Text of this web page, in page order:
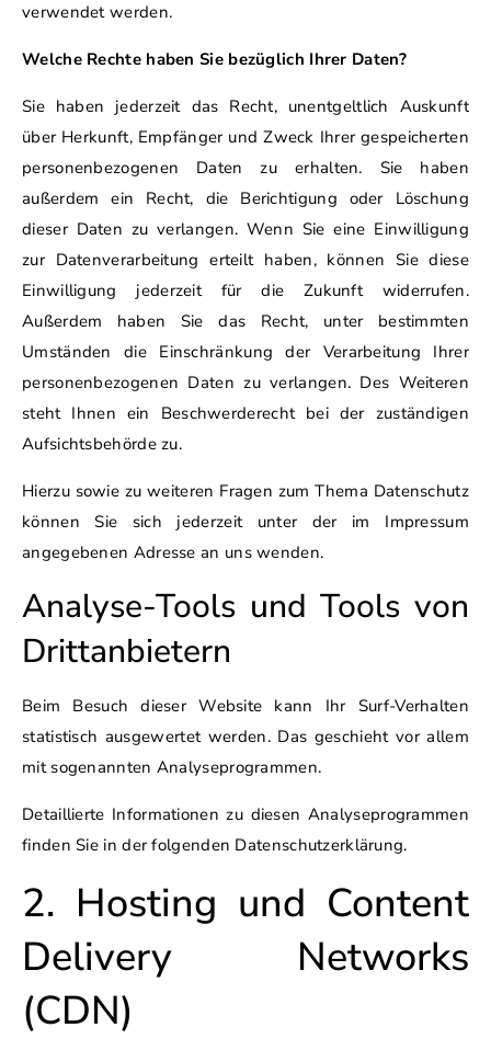
verwendet werden.
Welche Rechte haben Sie bezüglich Ihrer Daten?
Sie haben jederzeit das Recht, unentgeltlich Auskunft
über Herkunft, Empfänger und Zweck Ihrer gespeicherten
personenbezogenen Daten zu erhalten. Sie haben
außerdem ein Recht, die Berichtigung oder Löschung
dieser Daten zu verlangen. Wenn Sie eine Einwilligung
zur Datenverarbeitung erteilt haben, können Sie diese
Einwilligung jederzeit für die Zukunft widerrufen.
Außerdem haben Sie das Recht, unter bestimmten
Umständen die Einschränkung der Verarbeitung Ihrer
personenbezogenen Daten zu verlangen. Des Weiteren
steht Ihnen ein Beschwerderecht bei der zuständigen
Aufsichtsbehörde zu.
Hierzu sowie zu weiteren Fragen zum Thema Datenschutz
können Sie sich jederzeit unter der im Impressum
angegebenen Adresse an uns wenden.
Analyse-Tools und Tools von
Dritt­anbietern
Beim Besuch dieser Website kann Ihr Surf-Verhalten
statistisch ausgewertet werden. Das geschieht vor allem
mit sogenannten Analyseprogrammen.
Detaillierte Informationen zu diesen Analyseprogrammen
finden Sie in der folgenden Datenschutzerklärung.
2. Hosting und Content
Delivery Networks
(CDN)